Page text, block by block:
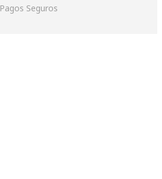
Pagos Seguros